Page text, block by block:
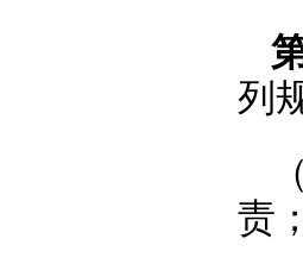
列
责；